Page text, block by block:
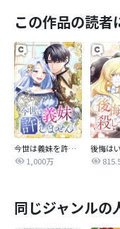
この作品の読者
今世は義妹を許しません
1,000万
同じジャンルの